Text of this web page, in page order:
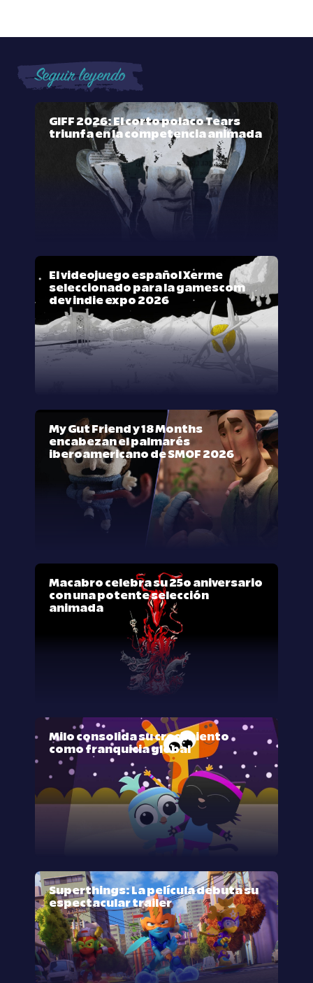
Seguir leyendo
GIFF 2026: El corto polaco Tears
triunfa en la competencia animada
El videojuego español Xerme
seleccionado para la gamescom
dev indie expo 2026
My Gut Friend y 18 Months
encabezan el palmarés
iberoamericano de SMOF 2026
Macabro celebra su 25º aniversario
con una potente selección
animada
Milo consolida su crecimiento
como franquicia global
Superthings: La película debuta su
espectacular trailer